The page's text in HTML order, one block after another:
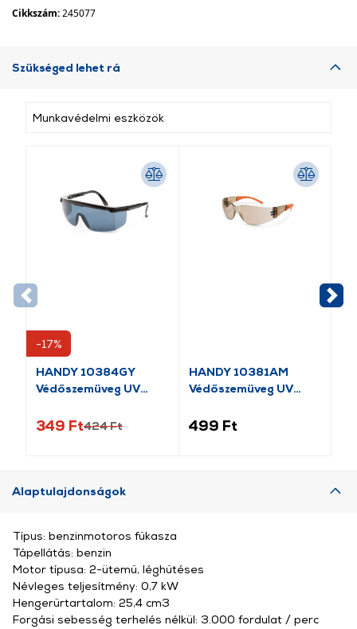
Cikkszám:245077
Szükséged lehet rá
Munkavédelmi eszközök
-17%
HANDY 10384GY
Védőszemüveg UV
349 Ft424 Ft
HANDY 10381AM
Védőszemüveg UV
499 Ft
Alaptulajdonságok
Típus: benzinmotoros fűkasza
Tápellátás: benzin
Motor típusa: 2-ütemű, léghűtéses
Névleges teljesítmény: 0,7 kW
Hengerűrtartalom: 25,4 cm3
Forgási sebesség terhelés nélkül: 3.000 fordulat / perc